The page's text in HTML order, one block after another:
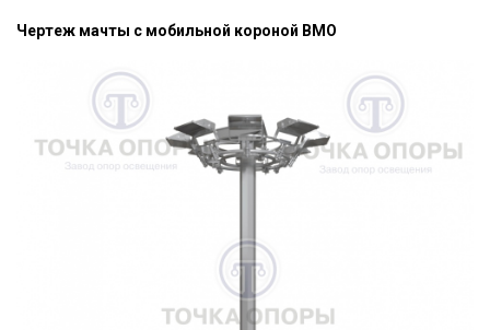
Чертеж мачты с мобильной короной ВМО